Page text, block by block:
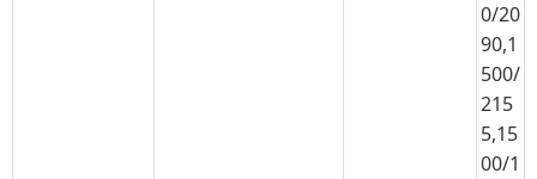
0/20
90,1
500/
215
5,15
00/1